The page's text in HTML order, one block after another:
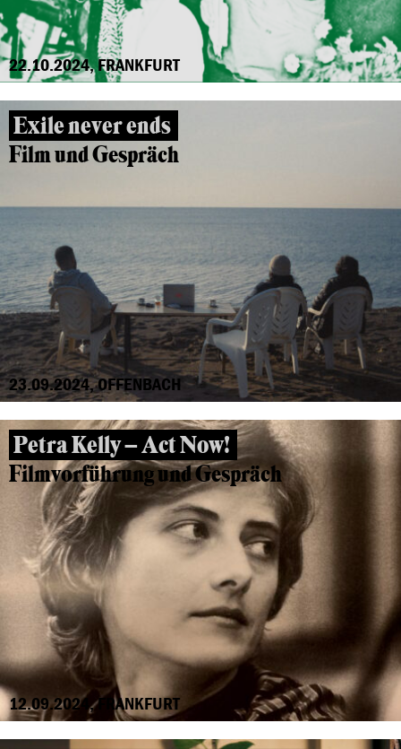
22.10.2024, FRANKFURT
Exile never ends
Film und Gespräch
23.09.2024, OFFENBACH
Petra Kelly – Act Now!
Filmvorführung und Gespräch
12.09.2024, FRANKFURT